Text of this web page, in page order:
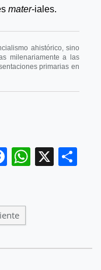
mater-iales.
ahistórico, sino
milenariamente a las
primarias en
Facebook
X